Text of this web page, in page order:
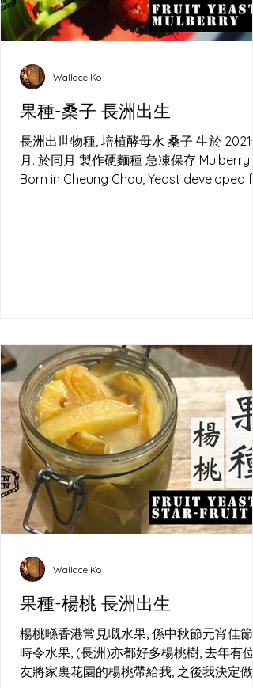
果種-桑子 長洲出生
長洲出世物種, 培植酵母水 桑子 生於 2021
月. 於同月 製作硬麵種 急凍保存 Mulberry
Born in Cheung Chau, Yeast developed
Wallace Ko
果種-楊桃 長洲出生
楊桃喺香港常見嘅水果, 係中秋節元宵佳節
時令水果, (長洲)亦都好多楊桃樹, 去年有位
友將家裏花園的楊桃帶給我, 之後我決定做
Wallace Ko